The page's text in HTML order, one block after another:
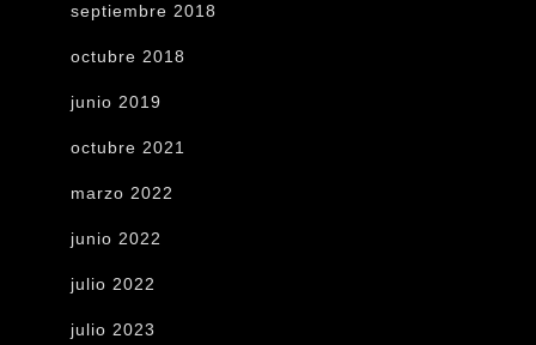
septiembre 2018
octubre 2018
junio 2019
octubre 2021
marzo 2022
junio 2022
julio 2022
julio 2023